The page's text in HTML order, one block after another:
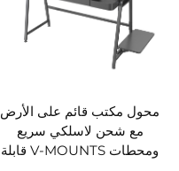
محول مكتب قائم على الأرض
مع شحن لاسلكي سريع
ومحطات V-MOUNTS قابلة